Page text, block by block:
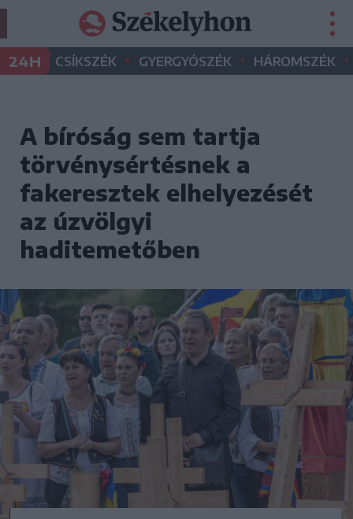
24H CSÍKSZÉK • GYERGYÓSZÉK • HÁROMSZÉK •
A bíróság sem tartja
törvénysértésnek a
fakeresztek elhelyezését
az úzvölgyi
haditemetőben